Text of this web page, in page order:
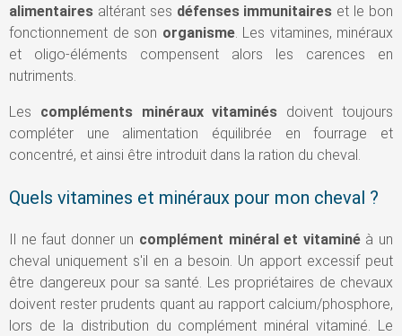
alimentaires altérant ses défenses immunitaires et le bon
fonctionnement de son organisme. Les vitamines, minéraux
et oligo-éléments compensent alors les carences en
nutriments.
Les compléments minéraux vitaminés doivent toujours
compléter une alimentation équilibrée en fourrage et
concentré, et ainsi être introduit dans la ration du cheval.
Quels vitamines et minéraux pour mon cheval ?
Il ne faut donner un complément minéral et vitaminéà un
cheval uniquement s'il en a besoin. Un apport excessif peut
être dangereux pour sa santé. Les propriétaires de chevaux
doivent rester prudents quant au rapport calcium/phosphore,
lors de la distribution du complément minéral vitaminé. Le